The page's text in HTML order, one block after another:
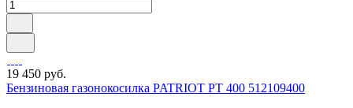
19 450 руб.
Бензиновая газонокосилка PATRIOT PT 400 512109400